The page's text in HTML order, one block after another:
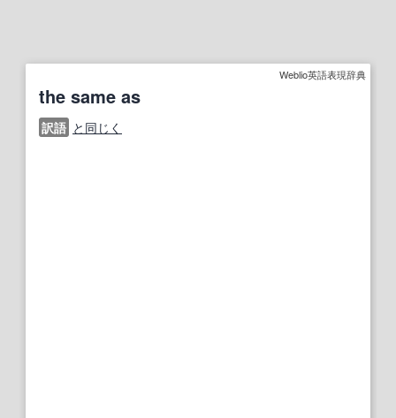
Weblio英語表現辞典
the same as
訳語 と同じく